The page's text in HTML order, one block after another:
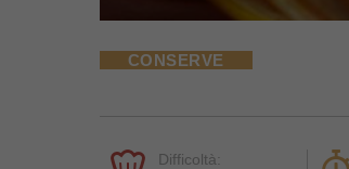
CONSERVE
Difficoltà: